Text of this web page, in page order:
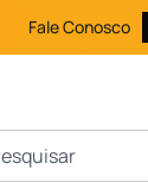
Fale Conosco